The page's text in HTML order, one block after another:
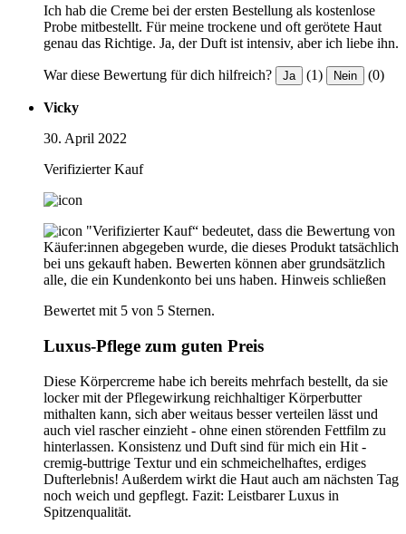
Ich hab die Creme bei der ersten Bestellung als kostenlose
Probe mitbestellt. Für meine trockene und oft gerötete Haut
genau das Richtige. Ja, der Duft ist intensiv, aber ich liebe ihn.
War diese Bewertung für dich hilfreich? Ja (1) Nein (0)
Vicky
30. April 2022
Verifizierter Kauf
"Verifizierter Kauf“ bedeutet, dass die Bewertung von
Käufer:innen abgegeben wurde, die dieses Produkt tatsächlich
bei uns gekauft haben. Bewerten können aber grundsätzlich
alle, die ein Kundenkonto bei uns haben. Hinweis schließen
Bewertet mit 5 von 5 Sternen.
Luxus-Pflege zum guten Preis
Diese Körpercreme habe ich bereits mehrfach bestellt, da sie
locker mit der Pflegewirkung reichhaltiger Körperbutter
mithalten kann, sich aber weitaus besser verteilen lässt und
auch viel rascher einzieht - ohne einen störenden Fettfilm zu
hinterlassen. Konsistenz und Duft sind für mich ein Hit -
cremig-buttrige Textur und ein schmeichelhaftes, erdiges
Dufterlebnis! Außerdem wirkt die Haut auch am nächsten Tag
noch weich und gepflegt. Fazit: Leistbarer Luxus in
Spitzenqualität.